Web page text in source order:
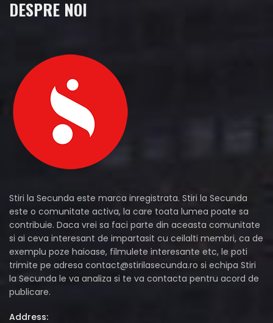
DESPRE NOI
Stiri la Secunda este marca inregistrata. Stiri la Secunda
este o comunitate activa, la care toata lumea poate sa
contribuie. Daca vrei sa faci parte din aceasta comunitate
si ai ceva interesant de impartasit cu ceilalti membri, ca de
exemplu poze haioase, filmulete interesante etc, le poti
trimite pe adresa contact@stirilasecunda.ro si echipa Stiri
la Secunda le va analiza si te va contacta pentru acord de
publicare.
Address: